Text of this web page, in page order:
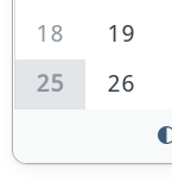
18
19
25
26